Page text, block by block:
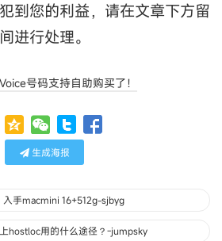
到您的利益，请在文章下方留
进行处理。
号码支持自助购买了！
生成海报
入手macmini 16+512g-sjbyg
hostloc用的什么途径？-jumpsky